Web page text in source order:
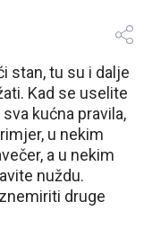
stan, tu su i dalje
Kad se uselite
kućna pravila,
u nekim
a u nekim
nuždu.
druge